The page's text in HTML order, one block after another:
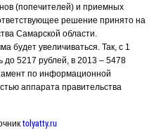
(попечителей) и приемных
решение принято на
Самарской области.
будет увеличиваться. Так, с 1
до 5217 рублей, в 2013 – 5478
по информационной
аппарата правительства
tolyatty.ru